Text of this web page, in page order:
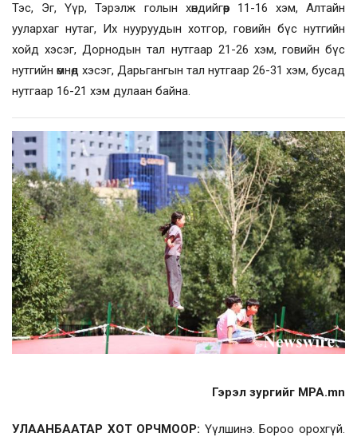
Тэс, Эг, Үүр, Тэрэлж голын хөндийгөөр 11-16 хэм, Алтайн
уулархаг нутаг, Их нууруудын хотгор, говийн бүс нутгийн
хойд хэсэг, Дорнодын тал нутгаар 21-26 хэм, говийн бүс
нутгийн өмнөд хэсэг, Дарьгангын тал нутгаар 26-31 хэм, бусад
нутгаар 16-21 хэм дулаан байна.
Гэрэл зургийг MPA.mn
УЛААНБААТАР ХОТ ОРЧМООР: Үүлшинэ. Бороо орохгүй.